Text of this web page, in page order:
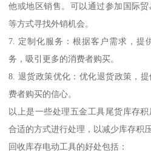
他或地区销售。可以通过参加国际
等方式寻找外销机会。
7. 定制化服务：根据客户需求，提
务，吸引更多的消费者购买。
8. 退货政策优化：优化退货政策，
费者购买的信心。
以上是一些处理五金工具尾货库存
合适的方式进行处理，以减少库存积
回收库存电动工具的好处包括：